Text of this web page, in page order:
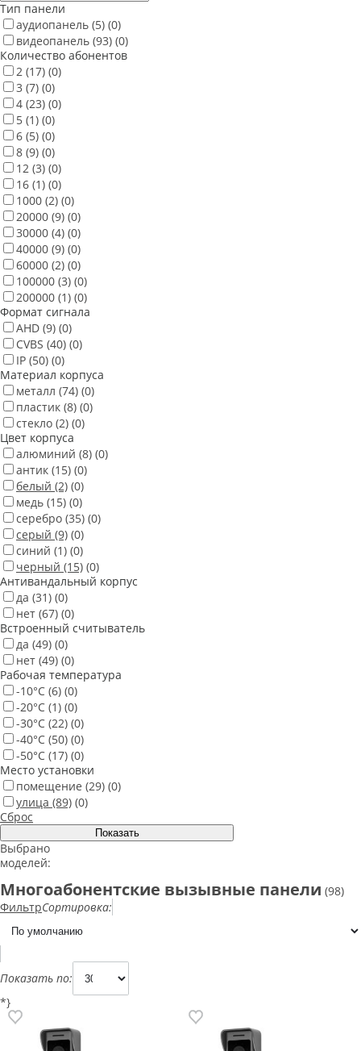
Тип панели
аудиопанель (5) (0)
видеопанель (93) (0)
Количество абонентов
2 (17) (0)
3 (7) (0)
4 (23) (0)
5 (1) (0)
6 (5) (0)
8 (9) (0)
12 (3) (0)
16 (1) (0)
1000 (2) (0)
20000 (9) (0)
30000 (4) (0)
40000 (9) (0)
60000 (2) (0)
100000 (3) (0)
200000 (1) (0)
Формат сигнала
AHD (9) (0)
CVBS (40) (0)
IP (50) (0)
Материал корпуса
металл (74) (0)
пластик (8) (0)
стекло (2) (0)
Цвет корпуса
алюминий (8) (0)
антик (15) (0)
белый (2) (0)
медь (15) (0)
серебро (35) (0)
серый (9) (0)
синий (1) (0)
черный (15) (0)
Антивандальный корпус
да (31) (0)
нет (67) (0)
Встроенный считыватель
да (49) (0)
нет (49) (0)
Рабочая температура
-10°С (6) (0)
-20°С (1) (0)
-30°С (22) (0)
-40°С (50) (0)
-50°С (17) (0)
Место установки
помещение (29) (0)
улица (89) (0)
Сброс
Выбрано
моделей:
Многоабонентские вызывные панели (98)
ФильтрСортировка:
Показать по:
*}